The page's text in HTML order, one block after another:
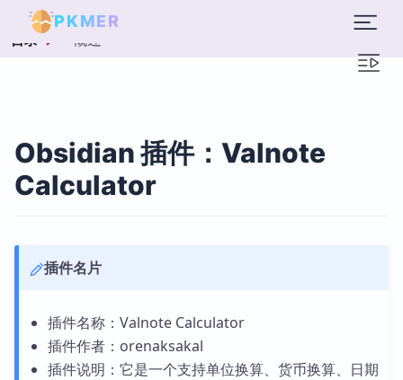
PKMER
目录 概述
Obsidian 插件：Valnote
Calculator
插件名片
插件名称：Valnote Calculator
插件作者：orenaksakal
插件说明：它是一个支持单位换算、货币换算、日期